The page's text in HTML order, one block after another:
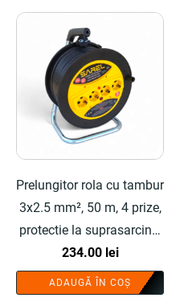
Prelungitor rola cu tambur
3x2.5 mm², 50 m, 4 prize,
protectie la suprasarcina,
maner transport
ergonomic, gablen - COBI
SMART®
234.00 lei
ADAUGĂ ÎN COȘ